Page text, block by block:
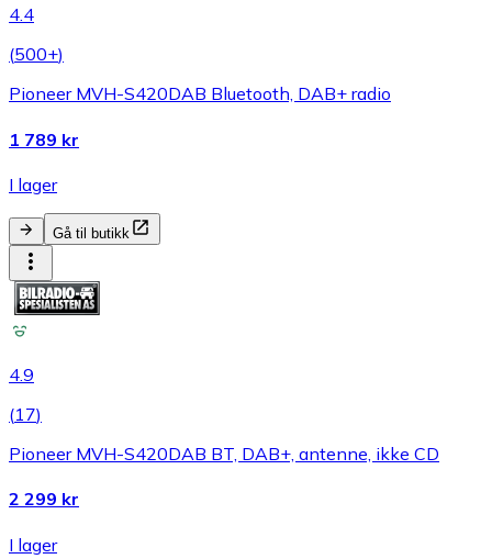
4.4
(500+)
Pioneer MVH-S420DAB Bluetooth, DAB+ radio
1 789 kr
I lager
Gå til butikk
4.9
(17)
Pioneer MVH-S420DAB BT, DAB+, antenne, ikke CD
2 299 kr
I lager